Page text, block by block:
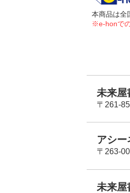
本商品は全
※e-honで
未来屋
〒261-
アシ
〒263-
未来屋